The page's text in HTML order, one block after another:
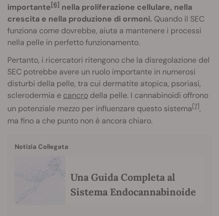
importante[6] nella proliferazione cellulare, nella
crescita e nella produzione di ormoni. Quando il SEC
funziona come dovrebbe, aiuta a mantenere i processi
nella pelle in perfetto funzionamento.
Pertanto, i ricercatori ritengono che la disregolazione del
SEC potrebbe avere un ruolo importante in numerosi
disturbi della pelle, tra cui dermatite atopica, psoriasi,
sclerodermia e cancro della pelle. I cannabinoidi offrono
un potenziale mezzo per influenzare questo sistema[7],
ma fino a che punto non è ancora chiaro.
Notizia Collegata
Una Guida Completa al
Sistema Endocannabinoide